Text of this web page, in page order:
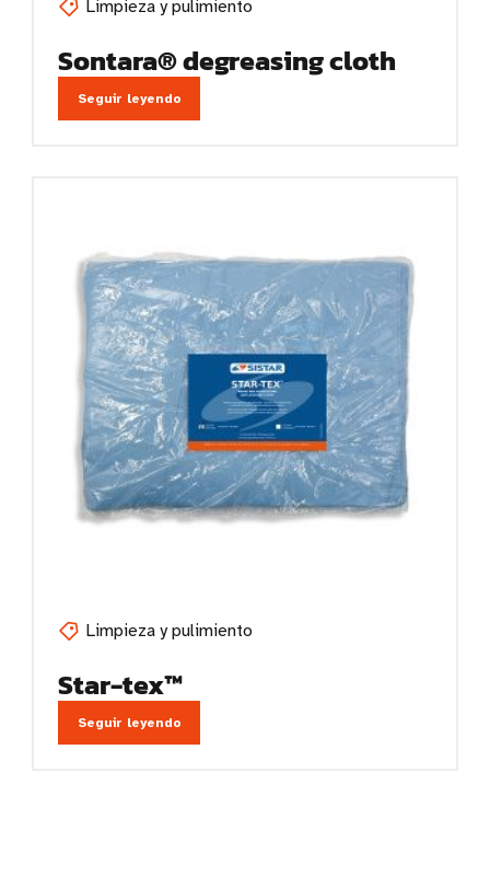
Limpieza y pulimiento
Sontara® degreasing cloth
Seguir leyendo
Limpieza y pulimiento
Star-tex™
Seguir leyendo